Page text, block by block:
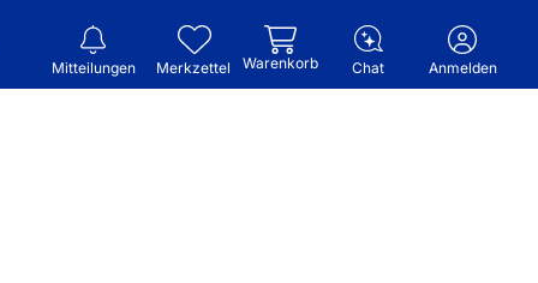
Mitteilungen Merkzettel Warenkorb Chat Anmelden